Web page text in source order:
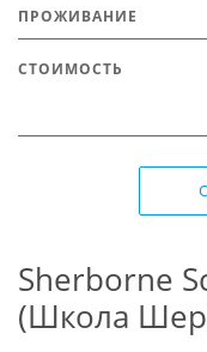
ПРОЖИВАНИЕ
СТОИМОСТЬ
Sherborne
(Школа